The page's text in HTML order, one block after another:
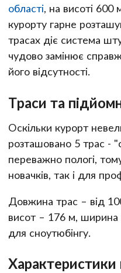
області, на висоті
курорту гарне
трасах діє система
чудово замінює
його відсутності.
Траси та
Оскільки курорт
розташовано 5 трас -
переважно пологі,
новачків, так і для
Довжина трас – від
висот – 176 м,
для сноутюбінгу.
Характеристики